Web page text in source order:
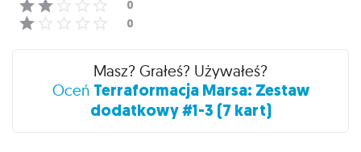
Masz? Grałeś? Używałeś?
Oceń Terraformacja Marsa: Zestaw
dodatkowy #1-3 (7 kart)